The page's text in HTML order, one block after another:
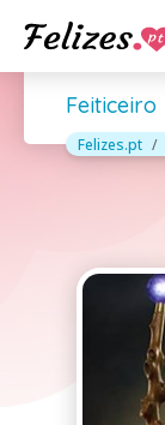
Feiticeiro
Felizes.pt